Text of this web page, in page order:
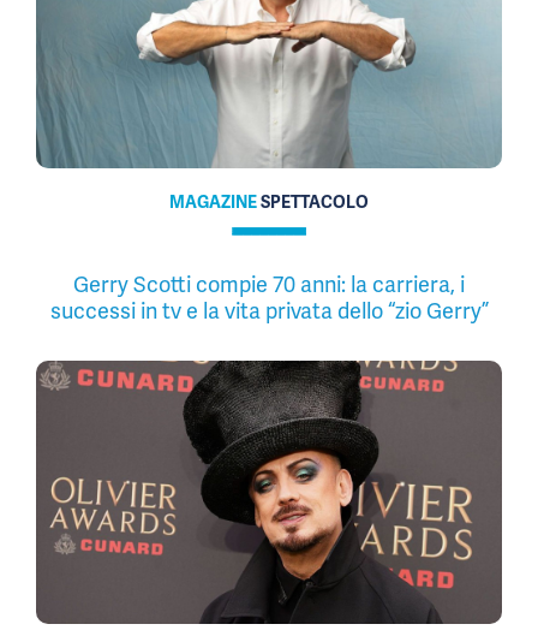
MAGAZINESPETTACOLO
Gerry Scotti compie 70 anni: la carriera, i
successi in tv e la vita privata dello “zio Gerry”